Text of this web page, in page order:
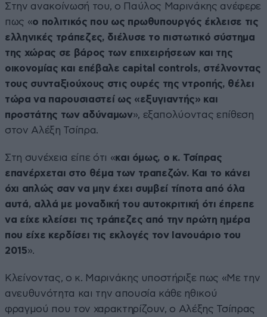
Στην ανακοίνωσή του, ο Παύλος Μαρινάκης ανέφερε
πως «ο πολιτικός που ως πρωθυπουργός έκλεισε τις
ελληνικές τράπεζες, διέλυσε το πιστωτικό σύστημα
της χώρας σε βάρος των επιχειρήσεων και της
οικονομίας και επέβαλε capital controls, στέλνοντας
τους συνταξιούχους στις ουρές της ντροπής, θέλει
τώρα να παρουσιαστεί ως «εξυγιαντής» και
προστάτης των αδύναμων», εξαπολύοντας επίθεση
στον Αλέξη Τσίπρα.
Στη συνέχεια είπε ότι «και όμως, ο κ. Τσίπρας
επανέρχεται στο θέμα των τραπεζών. Και το κάνει
όχι απλώς σαν να μην έχει συμβεί τίποτα από όλα
αυτά, αλλά με μοναδική του αυτοκριτική ότι έπρεπε
να είχε κλείσει τις τράπεζες από την πρώτη ημέρα
που είχε κερδίσει τις εκλογές τον Ιανουάριο του
2015».
Κλείνοντας, ο κ. Μαρινάκης υποστήριξε πως «Με την
ανευθυνότητα και την απουσία κάθε ηθικού
φραγμού που τον χαρακτηρίζουν, ο Αλέξης Τσίπρας